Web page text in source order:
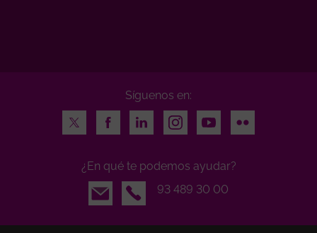
Síguenos en:
Twitter
FacebookLinkedInInstagramYoutubeFlickr
¿En qué te podemos ayudar?
Email
93 489 30 00